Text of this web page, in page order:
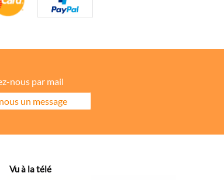
nous par mail
un message
Vu à la télé
votre fil d’actualité.